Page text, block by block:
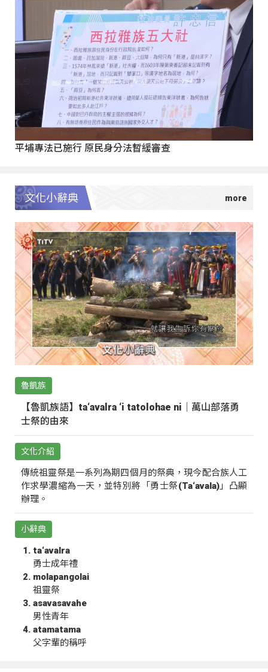
平埔專法已施行 原民身分法暫緩審查
文化小辭典
魯凱族
【魯凱族語】ta‘avalra ‘i tatolohae ni｜萬山部落勇
士祭的由來
文化介紹
傳統祖靈祭是一系列為期四個月的祭典，現今配合族人工
作求學濃縮為一天，並特別將「勇士祭(Ta‘avala)」凸顯
辦理。
小辭典
ta‘avalra
勇士成年禮
molapangolai
祖靈祭
asavasavahe
男性青年
atamatama
父字輩的稱呼